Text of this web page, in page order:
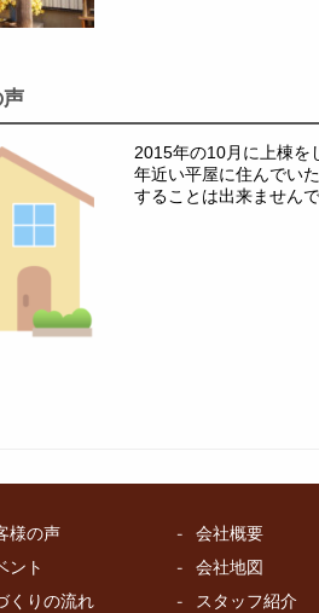
2015年の10月に上棟を
年近い平屋に住んでい
することは出来ません
様の声
ント
くりの流れ
会社概要
会社地図
スタッフ紹介